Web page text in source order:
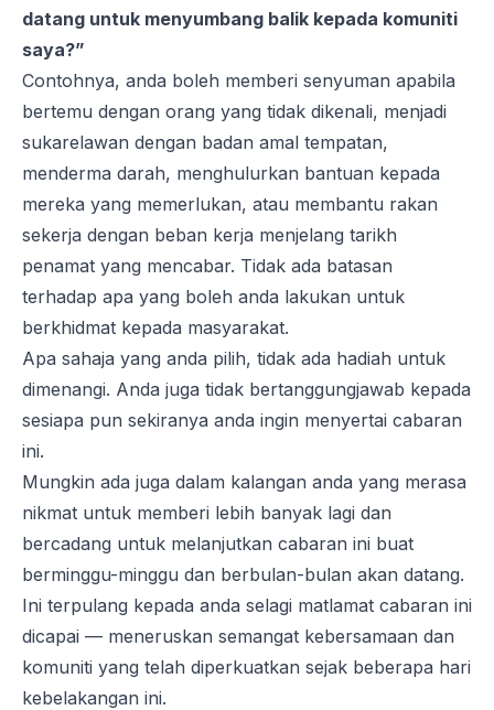
datang untuk menyumbang balik kepada komuniti
saya?”
Contohnya, anda boleh memberi senyuman apabila
bertemu dengan orang yang tidak dikenali, menjadi
sukarelawan dengan badan amal tempatan,
menderma darah, menghulurkan bantuan kepada
mereka yang memerlukan, atau membantu rakan
sekerja dengan beban kerja menjelang tarikh
penamat yang mencabar. Tidak ada batasan
terhadap apa yang boleh anda lakukan untuk
berkhidmat kepada masyarakat.
Apa sahaja yang anda pilih, tidak ada hadiah untuk
dimenangi. Anda juga tidak bertanggungjawab kepada
sesiapa pun sekiranya anda ingin menyertai cabaran
ini.
Mungkin ada juga dalam kalangan anda yang merasa
nikmat untuk memberi lebih banyak lagi dan
bercadang untuk melanjutkan cabaran ini buat
berminggu-minggu dan berbulan-bulan akan datang.
Ini terpulang kepada anda selagi matlamat cabaran ini
dicapai — meneruskan semangat kebersamaan dan
komuniti yang telah diperkuatkan sejak beberapa hari
kebelakangan ini.